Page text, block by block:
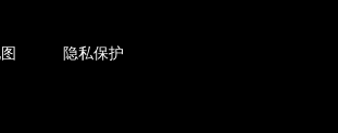
隐私保护